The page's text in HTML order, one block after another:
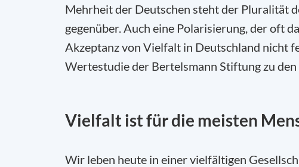
Mehrheit der Deutschen steht der Pluralität
gegenüber. Auch eine Polarisierung, der oft
Akzeptanz von Vielfalt in Deutschland nicht
Wertestudie der Bertelsmann Stiftung zu
Vielfalt ist für die meisten
Wir leben heute in einer vielfältigen